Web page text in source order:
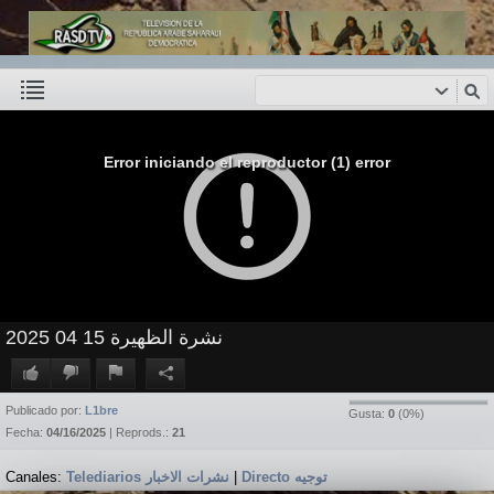
Error iniciando el reproductor (1) error
نشرة الظهيرة 15 04 2025
Gusta: 0 (0%)
Publicado por: L1bre
Fecha: 04/16/2025 | Reprods.: 21
Canales: Telediarios نشرات الاخبار Directo توجيه